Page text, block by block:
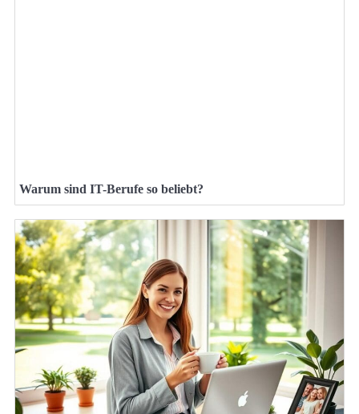
Warum sind IT-Berufe so beliebt?